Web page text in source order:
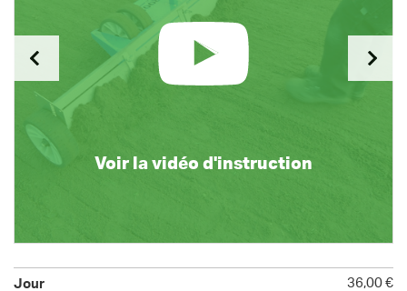
Voir la vidéo d'instruction
36,00 €